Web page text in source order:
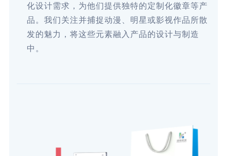
化设计需求，为他们提供独特的定制化徽章等产
品。我们关注并捕捉动漫、明星或影视作品所散
发的魅力，将这些元素融入产品的设计与制造
中。